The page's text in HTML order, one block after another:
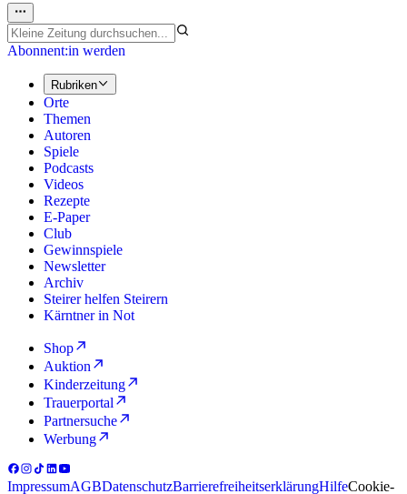
Abonnent:in werden
Rubriken
Orte
Themen
Autoren
Spiele
Podcasts
Videos
Rezepte
E-Paper
Club
Gewinnspiele
Newsletter
Archiv
Steirer helfen Steirern
Kärntner in Not
Shop
Auktion
Kinderzeitung
Trauerportal
Partnersuche
Werbung
ImpressumAGBDatenschutzBarrierefreiheitserklärungHilfeCookie-